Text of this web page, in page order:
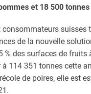
et 18 500
de la nouvelle
des surfaces de fruits
à 114 351 tonnes cette
de poires, elle est